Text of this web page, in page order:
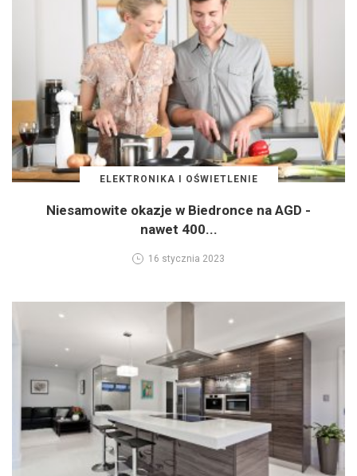
ELEKTRONIKA I OŚWIETLENIE
Niesamowite okazje w Biedronce na AGD -
nawet 400...
16 stycznia 2023